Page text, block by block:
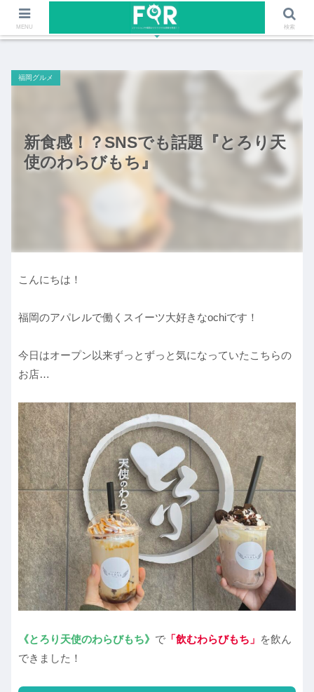
ファッションや福岡のワクワクする情報を発信！！
新食感！？SNSでも話題『とろり天
使のわらびもち』
福岡グルメ
こんにちは！
福岡のアパレルで働くスイーツ大好きなochiです！
今日はオープン以来ずっとずっと気になっていたこちらの
お店…
《とろり天使のわらびもち》 で 「飲むわらびもち」 を飲ん
できました！
MENU 検索